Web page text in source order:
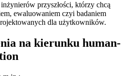
przyszłości, którzy chcą
ewaluowaniem czyi badaniem
dla użytkowników.
na kierunku human-